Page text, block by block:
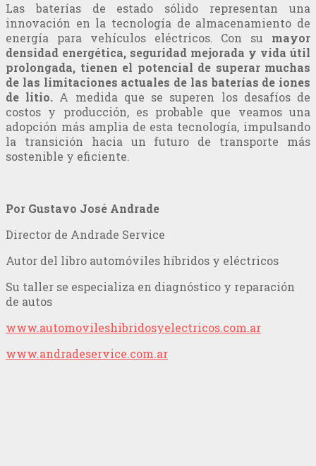
Las baterías de estado sólido representan una
innovación en la tecnología de almacenamiento de
energía para vehículos eléctricos. Con su mayor
densidad energética, seguridad mejorada y vida útil
prolongada, tienen el potencial de superar muchas
de las limitaciones actuales de las baterías de iones
de litio. A medida que se superen los desafíos de
costos y producción, es probable que veamos una
adopción más amplia de esta tecnología, impulsando
la transición hacia un futuro de transporte más
sostenible y eficiente.
Por Gustavo José Andrade
Director de Andrade Service
Autor del libro automóviles híbridos y eléctricos
Su taller se especializa en diagnóstico y reparación
de autos
www.automovileshibridosyelectricos.com.ar
www.andradeservice.com.ar